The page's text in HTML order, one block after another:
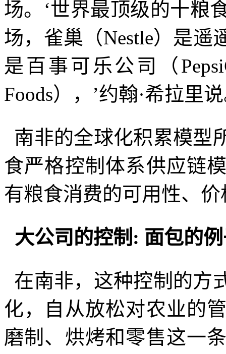
场。‘世界最顶级的十粮
场，雀巢（Nestle）是遥
是百事可乐公司（
Foods），’约翰·希拉里
南非的全球化积累模型
食严格控制体系供应链
有粮食消费的可用性、
大公司的控制 : 面包的
在南非，这种控制的方
化，自从放松对农业的
磨制、烘烤和零售这一